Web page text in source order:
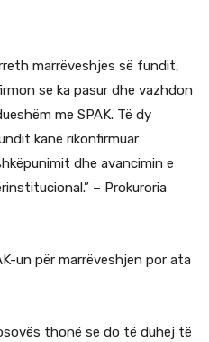
marrëveshjes së fundit,
se ka pasur dhe vazhdon
me SPAK. Të dy
kanë rikonfirmuar
dhe avancimin e
– Prokuroria
un për marrëveshjen por ata
thonë se do të duhej të